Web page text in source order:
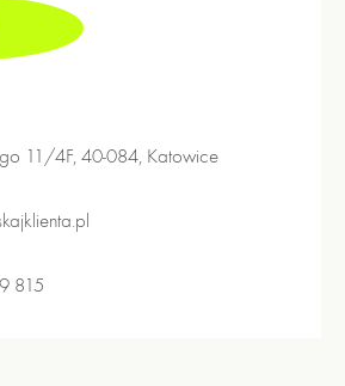
o ochronie danych osobowych z dnia 27
poinformowany o możliwości wycofania
z prawem przetwarzania, którego dokonano na
wycofaniem.
11/4F, 40-084, Katowice
815